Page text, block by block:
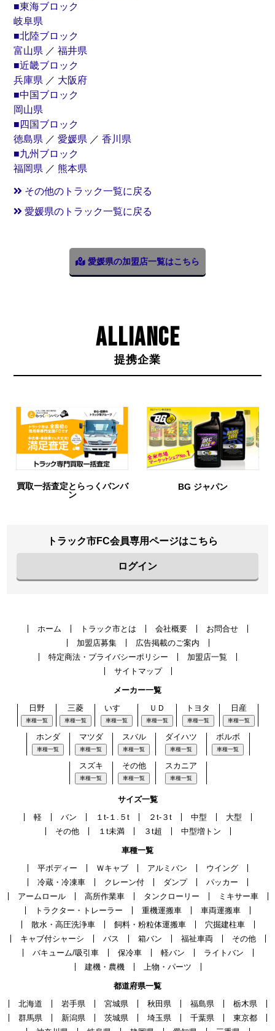
■東海ブロック
岐阜県
■北陸ブロック
富山県 ／ 福井県
■近畿ブロック
兵庫県 ／ 大阪府
■中国ブロック
岡山県
■四国ブロック
徳島県 ／ 愛媛県 ／ 香川県
■九州ブロック
福岡県 ／ 熊本県
その他のトラック一覧に戻る
愛媛県のトラック一覧に戻る
愛媛県の加盟店一覧はこちら
ALLIANCE
提携企業
括査定とらっくバンバ
BG ジャパン
トラック市FC会員専用ページはこちら
ログイン
ホーム トラック市とは 会社概要
お問合せ
加盟店募集
広告掲載のご案内
特定商法・プライバシーポリシー
加盟店一覧
サイトマップ
メーカー一覧
日野
車種一覧
三菱
車種一覧
いすゞ
車種一覧
ＵＤ
車種一覧
トヨタ
車種一覧
日産
車種一覧
ホンダ
車種一覧
マツダ
車種一覧
スバル
車種一覧
ダイハツ
車種一覧
ボルボ
車種一覧
スズキ
車種一覧
その他
車種一覧
スカニア
車種一覧
サイズ一覧
軽
バン １t-１.５t ２t-３t 中型
大型
その他
１t未満 ３t超 中型増トン
車種一覧
平ボディー
Ｗキャブ アルミバン
ウイング
冷蔵・冷凍車
クレーン付 ダンプ
パッカー
アームロール
高所作業車 タンクローリー
ミキサー車
トラクター・トレーラー
重機運搬車
車両運搬車
散水・高圧洗浄車
飼料・粉粒体運搬車
穴掘建柱車
キャブ付シャーシ
バス 箱バン 福祉車両
その他
バキューム/吸引車
保冷車 軽バン
ライトバン
建機・農機
上物・パーツ
都道府県一覧
北海道
岩手県 宮城県 秋田県 福島県
栃木県
群馬県
新潟県 茨城県 埼玉県 千葉県
東京都